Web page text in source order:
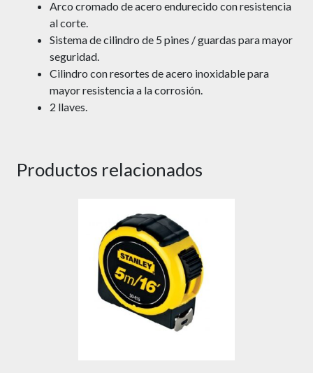
Arco cromado de acero endurecido con resistencia
al corte.
Sistema de cilindro de 5 pines / guardas para mayor
seguridad.
Cilindro con resortes de acero inoxidable para
mayor resistencia a la corrosión.
2 llaves.
Productos relacionados